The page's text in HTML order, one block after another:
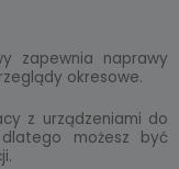
zapewnia naprawy
okresowe.
z urządzeniami do
możesz być